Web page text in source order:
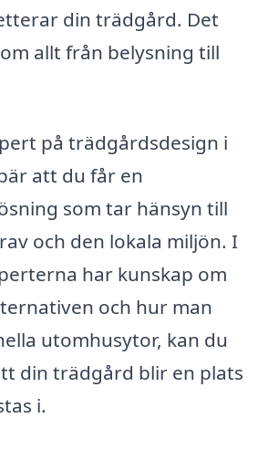
din trädgård. Det
allt från belysning till
på trädgårdsdesign i
att du får en
som tar hänsyn till
och den lokala miljön. I
har kunskap om
och hur man
utomhusytor, kan du
din trädgård blir en plats
i.